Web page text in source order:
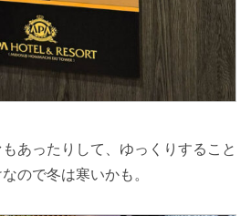
あったりして、ゆっくりすること
ので冬は寒いかも。